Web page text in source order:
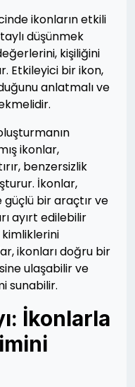
ikonların etkili
düşünmek
kişiliğini
Etkileyici bir ikon,
anlatmalı ve
ikonlar,
benzersizlik
İkonlar,
bir araçtır ve
ayırt edilebilir
kimliklerini
ikonları doğru bir
ulaşabilir ve
sunabilir.
İkonlarla